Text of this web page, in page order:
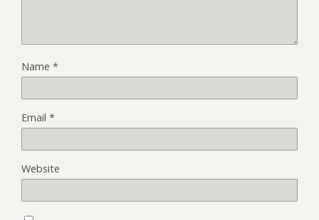
Name *
Email *
Website